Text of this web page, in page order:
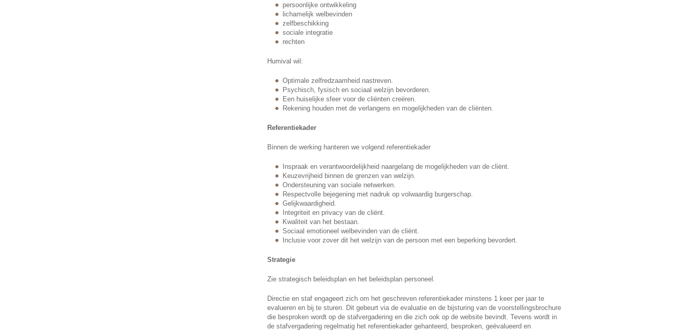
persoonlijke ontwikkeling
lichamelijk welbevinden
zelfbeschikking
sociale integratie
rechten
Humival wil:
Optimale zelfredzaamheid nastreven.
Psychisch, fysisch en sociaal welzijn bevorderen.
Een huiselijke sfeer voor de cliënten creëren.
Rekening houden met de verlangens en mogelijkheden van de cliënten.
Referentiekader
Binnen de werking hanteren we volgend referentiekader
Inspraak en verantwoordelijkheid naargelang de mogelijkheden van de cliënt.
Keuzevrijheid binnen de grenzen van welzijn.
Ondersteuning van sociale netwerken.
Respectvolle bejegening met nadruk op volwaardig burgerschap.
Gelijkwaardigheid.
Integriteit en privacy van de cliënt.
Kwaliteit van het bestaan.
Sociaal emotioneel welbevinden van de cliënt.
Inclusie voor zover dit het welzijn van de persoon met een beperking bevordert.
Strategie
Zie strategisch beleidsplan en het beleidsplan personeel.
Directie en staf engageert zich om het geschreven referentiekader minstens 1 keer per jaar te
evalueren en bij te sturen. Dit gebeurt via de evaluatie en de bijsturing van de voorstellingsbrochure
die besproken wordt op de stafvergadering en die zich ook op de website bevindt. Tevens wordt in
de stafvergadering regelmatig het referentiekader gehanteerd, besproken, geëvalueerd en